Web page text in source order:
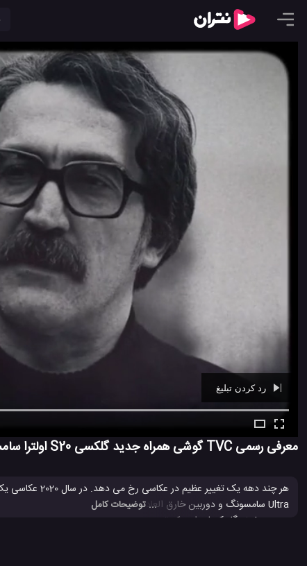
Ad - 00:29
معرفی رسمی TVC گوشی همراه جدید گلکسی S20 اولترا سامسونگ
هر چند دهه یک تغییر عظیم در عکاسی رخ می دهد. در سال 2020 عکاسی یک فصل جدید به ارمغان آورده است. خودتان این
... توضیحات کامل